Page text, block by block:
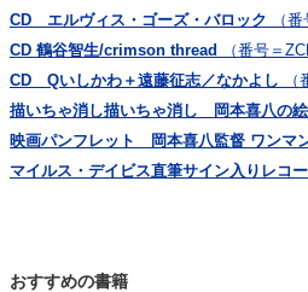
CD エルヴィス・ゴーズ・バロック
（
CD 鶴谷智生/crimson thread
（番号＝
CD Qいしかわ＋遠藤征志／なかよし
描いちゃ消し描いちゃ消し 岡本喜八の
映画パンフレット 岡本喜八監督 ワンマ
マイルス・デイビス直筆サイン入りレコ
おすすめの書籍